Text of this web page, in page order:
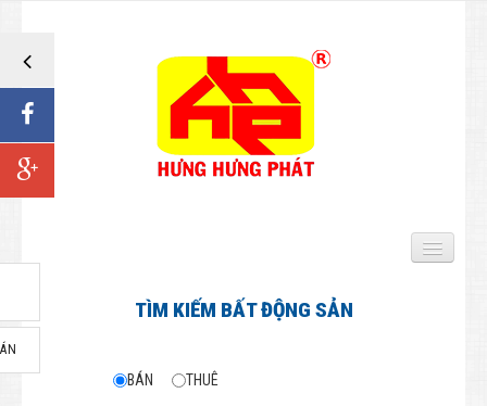
Biệt thự - Nhà Biệt lập
TÌM KIẾM BẤT ĐỘNG SẢN
BÁN THUÊ